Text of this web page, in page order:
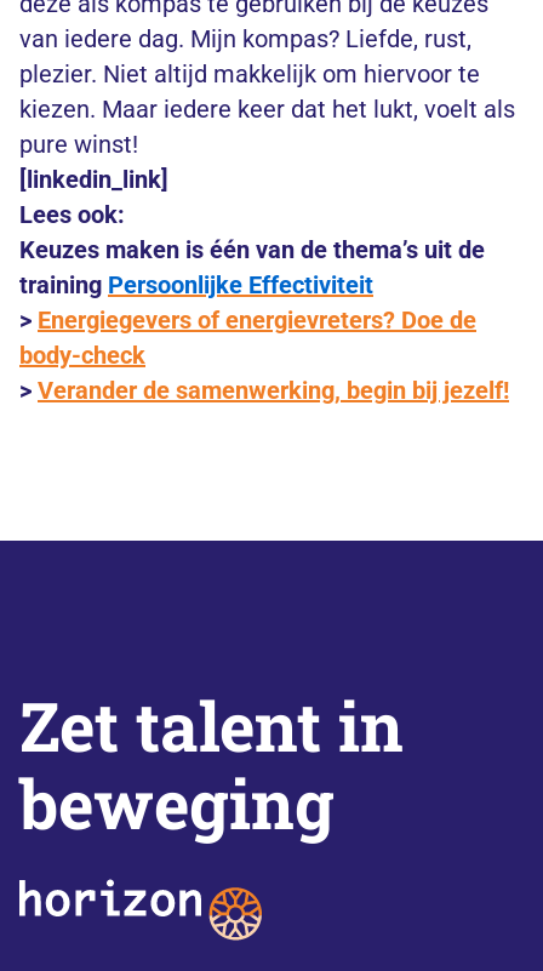
van iedere dag. Mijn kompas? Liefde, rust,
plezier. Niet altijd makkelijk om hiervoor te
kiezen. Maar iedere keer dat het lukt, voelt als
pure winst!
[linkedin_link]
Lees ook:
Keuzes maken is één van de thema’s uit de
training Persoonlijke Effectiviteit
> Energiegevers of energievreters? Doe de
body-check
> Verander de samenwerking, begin bij jezelf!
Zet talent in
beweging